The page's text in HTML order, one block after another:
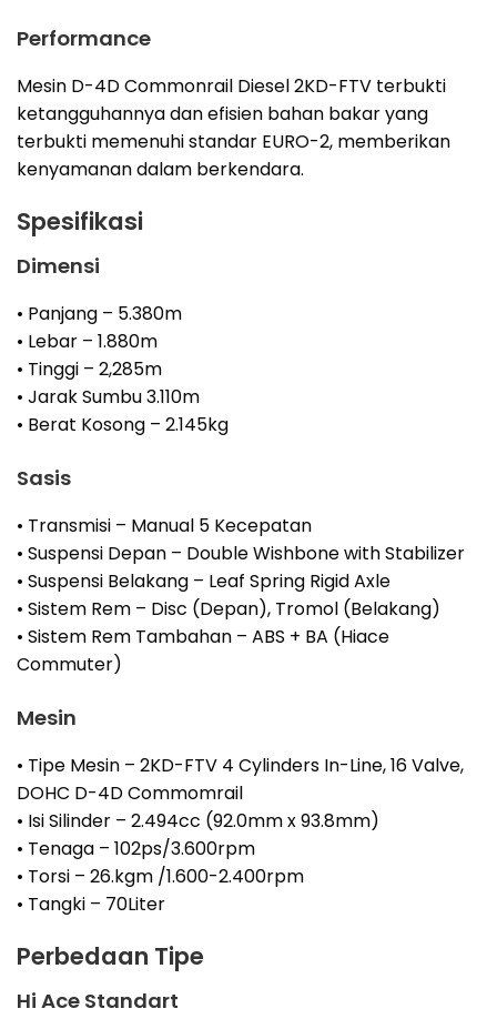
Performance
Mesin D-4D Commonrail Diesel 2KD-FTV terbukti
ketangguhannya dan efisien bahan bakar yang
terbukti memenuhi standar EURO-2, memberikan
kenyamanan dalam berkendara.
Spesifikasi
Dimensi
• Panjang – 5.380m
• Lebar – 1.880m
• Tinggi – 2,285m
• Jarak Sumbu 3.110m
• Berat Kosong – 2.145kg
Sasis
• Transmisi – Manual 5 Kecepatan
• Suspensi Depan – Double Wishbone with Stabilizer
• Suspensi Belakang – Leaf Spring Rigid Axle
• Sistem Rem – Disc (Depan), Tromol (Belakang)
• Sistem Rem Tambahan – ABS + BA (Hiace
Commuter)
Mesin
• Tipe Mesin – 2KD-FTV 4 Cylinders In-Line, 16 Valve,
DOHC D-4D Commomrail
• Isi Silinder – 2.494cc (92.0mm x 93.8mm)
• Tenaga – 102ps/3.600rpm
• Torsi – 26.kgm /1.600-2.400rpm
• Tangki – 70Liter
Perbedaan Tipe
Hi Ace Standart